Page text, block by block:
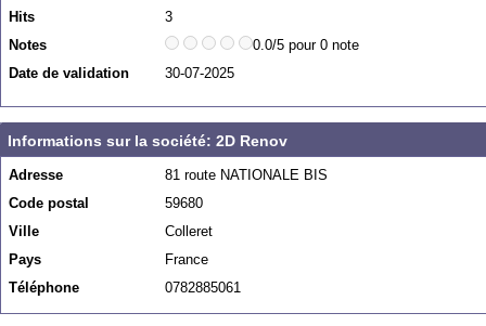
Hits
3
Notes
0.0/5 pour 0 note
Date de validation
30-07-2025
Informations sur la société: 2D Renov
Adresse
81 route NATIONALE BIS
Code postal
59680
Ville
Colleret
Pays
France
Téléphone
0782885061